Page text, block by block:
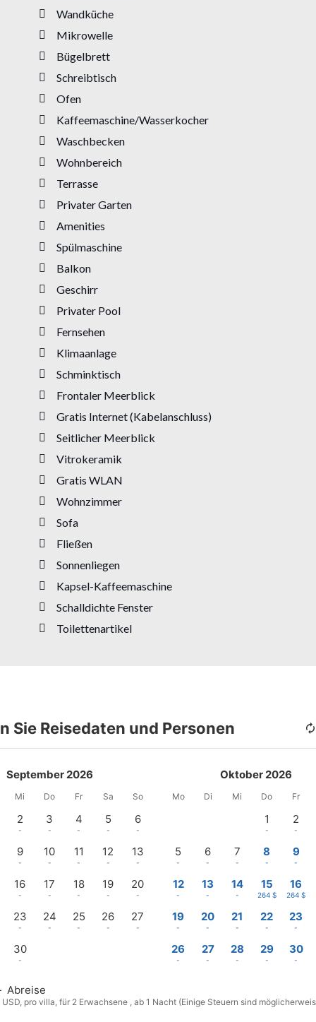
Wandküche
Mikrowelle
Bügelbrett
Schreibtisch
Ofen
Kaffeemaschine/Wasserkocher
Waschbecken
Wohnbereich
Terrasse
Privater Garten
Amenities
Spülmaschine
Balkon
Geschirr
Privater Pool
Fernsehen
Klimaanlage
Schminktisch
Frontaler Meerblick
Gratis Internet (Kabelanschluss)
Seitlicher Meerblick
Vitrokeramik
Gratis WLAN
Wohnzimmer
Sofa
Fließen
Sonnenliegen
Kapsel-Kaffeemaschine
Schalldichte Fenster
Toilettenartikel
Sie Reisedaten und Personen
September 2026
Mi Do Fr Sa So
2
-
3
-
4
-
5
-
6
-
9
-
10
-
11
-
12
-
13
-
16
-
17
-
18
-
19
-
20
-
23
-
24
-
25
-
26
-
27
-
30
-
Oktober 2026
Mo Di Mi Do Fr
1
-
2
-
5
-
6
-
7
-
8
-
9
-
12
-
13
-
14
-
15
264 $
16
264 $
19
-
20
-
21
-
22
-
23
-
26
-
27
-
28
-
29
-
30
-
Abreise
pro villa, für 2 Erwachsene , ab 1 Nacht (Einige Steuern sind